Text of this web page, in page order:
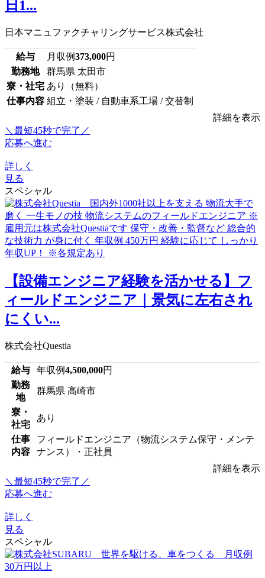
日1...
日本マニュファクチャリングサービス株式会社
給与 月収例373,000円
勤務地
群馬県 太田市
寮・社宅 あり（無料）
仕事内容 組立・塗装 / 自動車系工場 / 交替制
詳細を表示
＼最短45秒で完了／
応募へ進む
詳しく
見る
スペシャル
【設備エンジニア経験を活かせる】フ
ィールドエンジニア｜景気に左右され
にくい...
株式会社Questia
給与 年収例4,500,000円
勤務
地
群馬県 高崎市
寮・
社宅
あり
仕事
内容
フィールドエンジニア（物流システム保守・メンテ
ナンス）・正社員
詳細を表示
＼最短45秒で完了／
応募へ進む
詳しく
見る
スペシャル